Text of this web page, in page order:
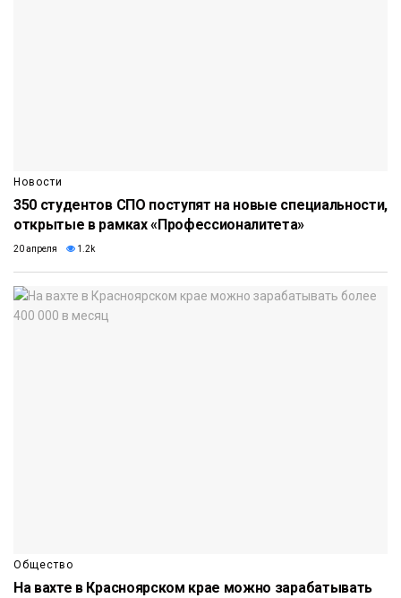
Новости
350 студентов СПО поступят на новые специальности,
открытые в рамках «Профессионалитета»
20 апреля 1.2k
Общество
На вахте в Красноярском крае можно зарабатывать